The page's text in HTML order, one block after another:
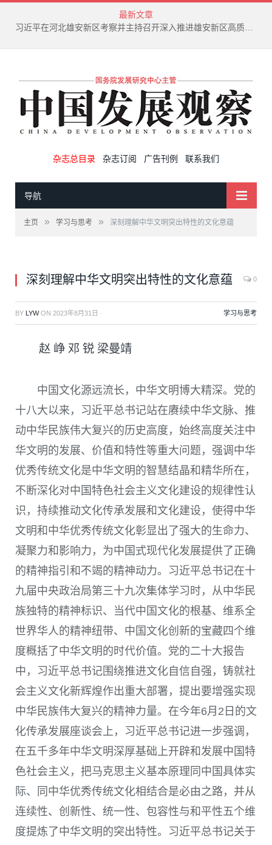
最新文章
习近平在河北雄安新区考察并主持召开深入推进雄安新区高质量建设和发展座谈会
杂志总目录 杂志订阅 广告刊例 联系我们
导航
主页 » 学习与思考 » 深刻理解中华文明突出特性的文化意蕴
深刻理解中华文明突出特性的文化意蕴 0
BY LYWON 2023年8月31日 · 学习与思考
赵 峥 邓 锐 梁曼靖
中国文化源远流长，中华文明博大精深。党的
十八大以来，习近平总书记站在赓续中华文脉、推
动中华民族伟大复兴的历史高度，始终高度关注中
华文明的发展、价值和特性等重大问题，强调中华
优秀传统文化是中华文明的智慧结晶和精华所在，
不断深化对中国特色社会主义文化建设的规律性认
识，持续推动文化传承发展和文化建设，使得中华
文明和中华优秀传统文化彰显出了强大的生命力、
凝聚力和影响力，为中国式现代化发展提供了正确
的精神指引和不竭的精神动力。习近平总书记在十
九届中央政治局第三十九次集体学习时，从中华民
族独特的精神标识、当代中国文化的根基、维系全
世界华人的精神纽带、中国文化创新的宝藏四个维
度概括了中华文明的时代价值。党的二十大报告
中，习近平总书记围绕推进文化自信自强，铸就社
会主义文化新辉煌作出重大部署，提出要增强实现
中华民族伟大复兴的精神力量。在今年6月 2 日的文
化传承发展座谈会上，习近平总书记进一步强调，
在五千多年中华文明深厚基础上开辟和发展中国特
色社会主义，把马克思主义基本原理同中国具体实
际、同中华优秀传统文化相结合是必由之路，并从
连续性、创新性、统一性、包容性与和平性五个维
度提炼了中华文明的突出特性。习近平总书记关于